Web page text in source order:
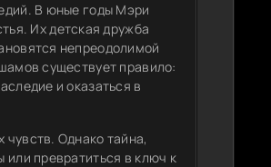
В юные годы Мэри
Их детская дружба
непреодолимой
существует правило:
и оказаться в
Однако тайна,
или превратиться в ключ к